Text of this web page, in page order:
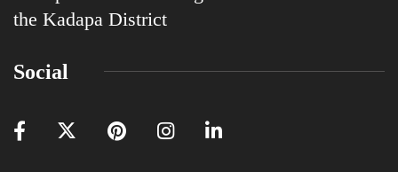
the Kadapa District
Social